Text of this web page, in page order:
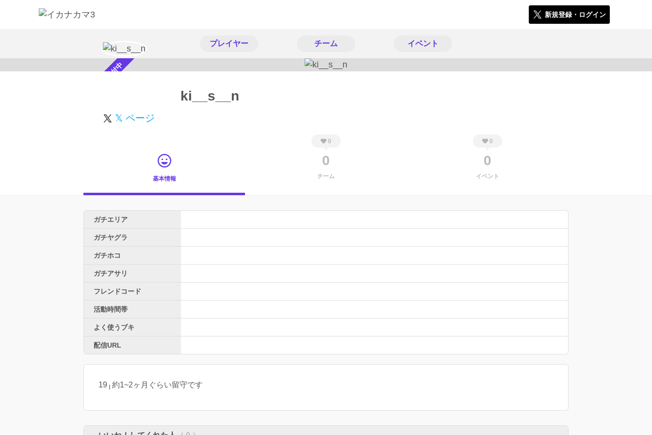
新規登録・ログイン
プレイヤー チーム イベント
スカウト受付中 ki__s__n
𝕏 ページ
基本情報
0
0
チーム
0
0
イベント
ガチエリア
ガチヤグラ
ガチホコ
ガチアサリ
フレンドコード
活動時間帯
よく使うブキ
配信URL
19╷約1~2ヶ月ぐらい留守です